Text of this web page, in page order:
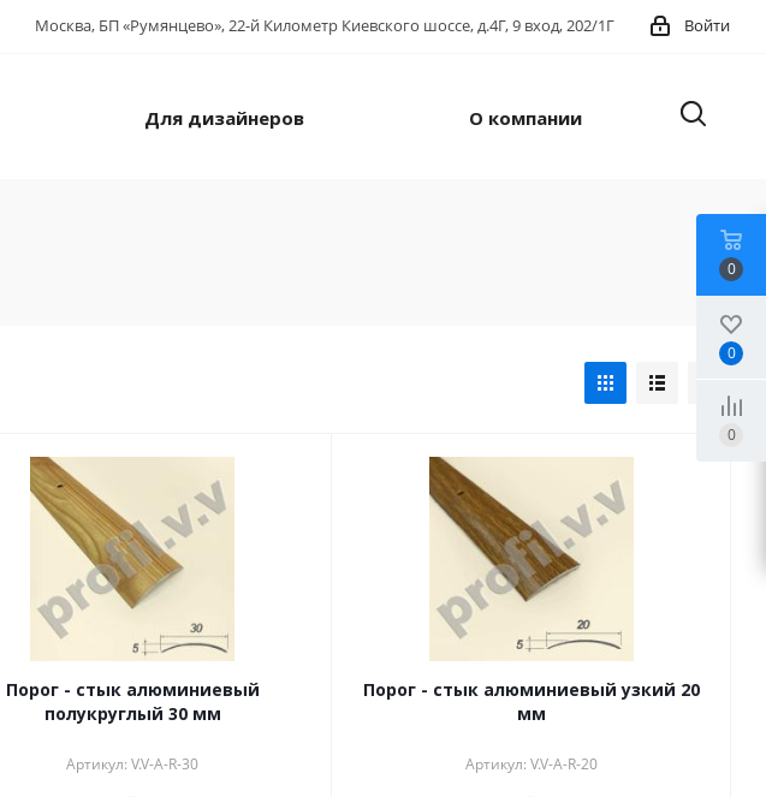
Войти
Москва, БП «Румянцево», 22-й Километр Киевского шоссе, д.4Г, 9 вход, 202/1Г
Для дизайнеров О компании
Порог - стык алюминиевый
полукруглый 30 мм
Артикул: V.V-A-R-30
Порог - стык алюминиевый узкий 20
мм
Артикул: V.V-A-R-20
0
0
0